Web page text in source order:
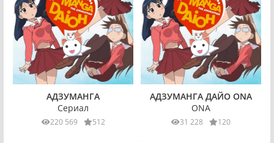
АДЗУМАНГА
Сериал
220 569 512
АДЗУМАНГА ДАЙО ONA
ONA
31 228 120